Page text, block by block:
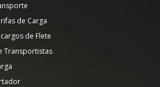
de Carga
de Flete
Transportistas